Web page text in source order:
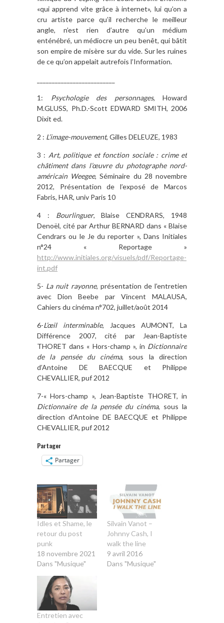
«qui apprend vite grâce à internet», lui qu’on a
cru artiste parce qu’il recherche le meilleur
angle, n’est rien d’autre qu’un médium
enténébré, un médiocre un peu benêt, qui bâtit
son empire de misère sur du vide. Sur les ruines
de ce qu’on appelait autrefois l’Information.
1: Psychologie des personnages, Howard
M.GLUSS, Ph.D.-Scott EDWARD SMITH, 2006
Dixit ed.
2 : L’image-mouvement, Gilles DELEUZE, 1983
3 : Art, politique et fonction sociale : crime et
châtiment dans l’œuvre du photographe nord-
américain Weegee, Séminaire du 28 novembre
2012, Présentation de l’exposé de Marcos
Fabris, HAR, univ Paris 10
4 : Bourlinguer, Blaise CENDRARS, 1948
Denoël, cité par Arthur BERNARD dans « Blaise
Cendrars ou le Je du reporter », Dans Initiales
n°24 « Reportage »
http://www.initiales.org/visuels/pdf/Reportage-
int.pdf
5- La nuit rayonne, présentation de l’entretien
avec Dion Beebe par Vincent MALAUSA,
Cahiers du cinéma n°702, juillet/août 2014
6-L’œil interminable, Jacques AUMONT, La
Différence 2007, cité par Jean-Baptiste
THORET dans « Hors-champ », in Dictionnaire
de la pensée du cinéma, sous la direction
d’Antoine DE BAECQUE et Philippe
CHEVALLIER, puf 2012
7-« Hors-champ », Jean-Baptiste THORET, in
Dictionnaire de la pensée du cinéma, sous la
direction d’Antoine DE BAECQUE et Philippe
CHEVALLIER, puf 2012
Partager
Partager
Idles et Shame, le
retour du post
punk
18 novembre 2021
Dans "Musique"
Silvain Vanot –
Johnny Cash, I
walk the line
9 avril 2016
Dans "Musique"
Entretien avec